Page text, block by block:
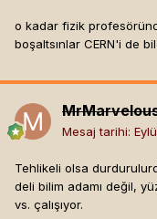
o kadar fizik
boşaltsınlar CERN'i de
Mesaj tarihi:
Tehlikeli olsa
deli bilim adamı değil,
vs. çalışıyor.